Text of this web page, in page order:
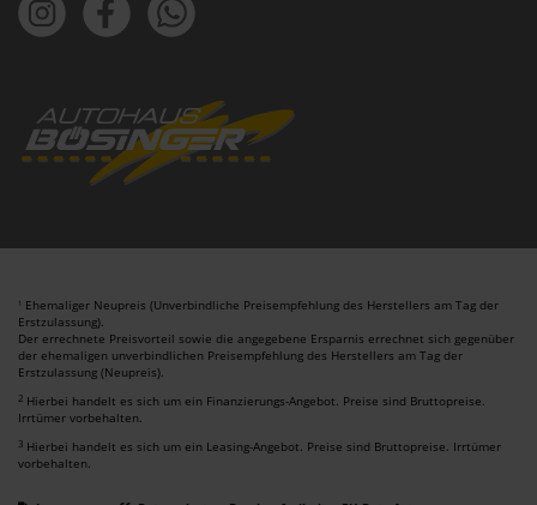
1 Ehemaliger Neupreis (Unverbindliche Preisempfehlung des Herstellers am Tag der
Erstzulassung).
Der errechnete Preisvorteil sowie die angegebene Ersparnis errechnet sich gegenüber
der ehemaligen unverbindlichen Preisempfehlung des Herstellers am Tag der
Erstzulassung (Neupreis).
2 Hierbei handelt es sich um ein Finanzierungs-Angebot. Preise sind Bruttopreise.
Irrtümer vorbehalten.
3 Hierbei handelt es sich um ein Leasing-Angebot. Preise sind Bruttopreise. Irrtümer
vorbehalten.